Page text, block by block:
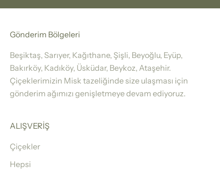
Gönderim Bölgeleri
Beşiktaş, Sarıyer, Kağıthane, Şişli, Beyoğlu, Eyüp,
Bakırköy, Kadıköy, Üsküdar, Beykoz, Ataşehir.
Çiçeklerimizin Misk tazeliğinde size ulaşması için
gönderim ağımızı genişletmeye devam ediyoruz.
ALIŞVERİŞ
Çiçekler
Hepsi